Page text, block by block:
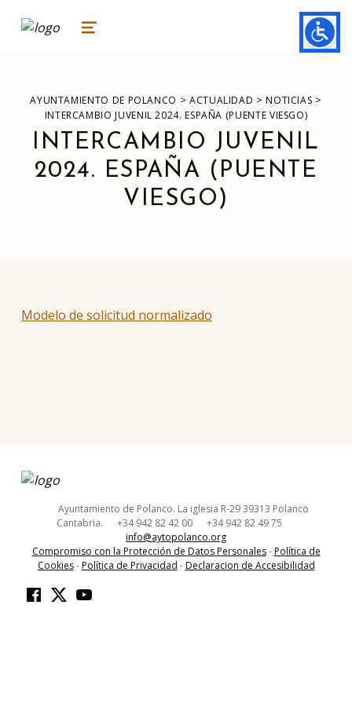
ayuntamiento de polanco
AYUNTAMIENTO DE POLANCO MENU
AYUNTAMIENTO DE POLANCO > ACTUALIDAD >NOTICIAS >
INTERCAMBIO JUVENIL 2024. ESPAÑA (PUENTE VIESGO)
INTERCAMBIO JUVENIL
2024. ESPAÑA (PUENTE
VIESGO)
Modelo de solicitud normalizado
ayuntamiento de polanco
AYUNTAMIENTO DE POLANCO
Ayuntamiento de Polanco. La iglesia R-29 39313 Polanco
Cantabria.
+34 942 82 42 00
+34 942 82 49 75
info@aytopolanco.org
Compromiso con la Protección de Datos Personales-Política de
Cookies-Política de Privacidad -Declaracion de Accesibilidad
Facebook
Twitter